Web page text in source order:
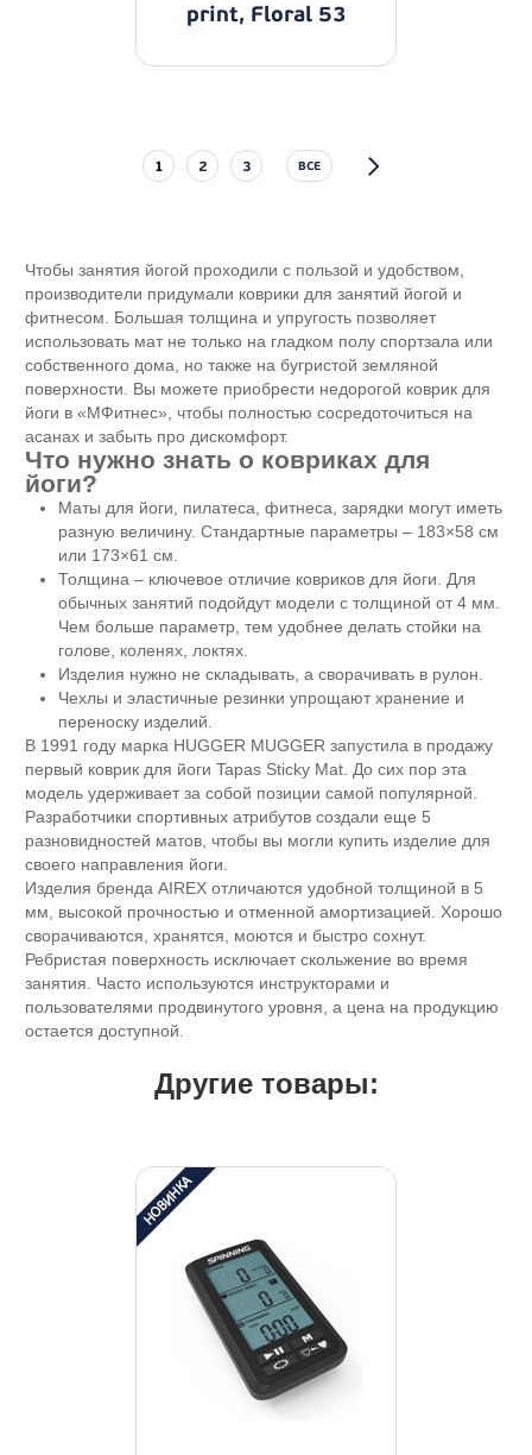
print, Floral 53
1 2 3 ВСЕ
Чтобы занятия йогой проходили с пользой и удобством,
производители придумали коврики для занятий йогой и
фитнесом. Большая толщина и упругость позволяет
использовать мат не только на гладком полу спортзала или
собственного дома, но также на бугристой земляной
поверхности. Вы можете приобрести недорогой коврик для
йоги в «МФитнес», чтобы полностью сосредоточиться на
асанах и забыть про дискомфорт.
Что нужно знать о ковриках для
йоги?
Маты для йоги, пилатеса, фитнеса, зарядки могут иметь
разную величину. Стандартные параметры – 183×58 см
или 173×61 см.
Толщина – ключевое отличие ковриков для йоги. Для
обычных занятий подойдут модели с толщиной от 4 мм.
Чем больше параметр, тем удобнее делать стойки на
голове, коленях, локтях.
Изделия нужно не складывать, а сворачивать в рулон.
Чехлы и эластичные резинки упрощают хранение и
переноску изделий.
В 1991 году марка HUGGER MUGGER запустила в продажу
первый коврик для йоги Tapas Sticky Mat. До сих пор эта
модель удерживает за собой позиции самой популярной.
Разработчики спортивных атрибутов создали еще 5
разновидностей матов, чтобы вы могли купить изделие для
своего направления йоги.
Изделия бренда AIREX отличаются удобной толщиной в 5
мм, высокой прочностью и отменной амортизацией. Хорошо
сворачиваются, хранятся, моются и быстро сохнут.
Ребристая поверхность исключает скольжение во время
занятия. Часто используются инструкторами и
пользователями продвинутого уровня, а цена на продукцию
остается доступной.
Другие товары: